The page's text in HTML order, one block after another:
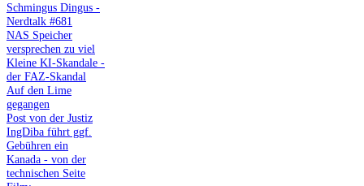
Schmingus Dingus -
Nerdtalk #681
NAS Speicher
versprechen zu viel
Kleine KI-Skandale -
der FAZ-Skandal
Auf den Lime
gegangen
Post von der Justiz
IngDiba führt ggf.
Gebühren ein
Kanada - von der
technischen Seite